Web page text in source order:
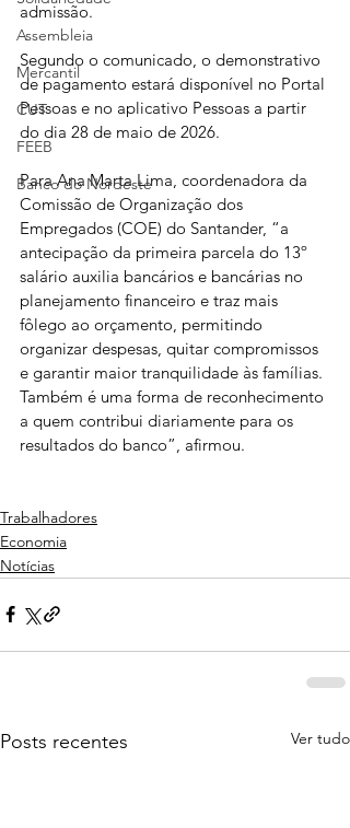
Assembleia
Mercantil
CUT
FEEB
Banco do Nordeste
admissão.
Segundo o comunicado, o demonstrativo
de pagamento estará disponível no Portal
Pessoas e no aplicativo Pessoas a partir
do dia 28 de maio de 2026.
Para Ana Marta Lima, coordenadora da
Comissão de Organização dos
Empregados (COE) do Santander, “a
antecipação da primeira parcela do 13º
salário auxilia bancários e bancárias no
planejamento financeiro e traz mais
fôlego ao orçamento, permitindo
organizar despesas, quitar compromissos
e garantir maior tranquilidade às famílias.
Também é uma forma de reconhecimento
a quem contribui diariamente para os
resultados do banco”, afirmou.
Trabalhadores
Economia
Notícias
Posts recentes Ver tudo